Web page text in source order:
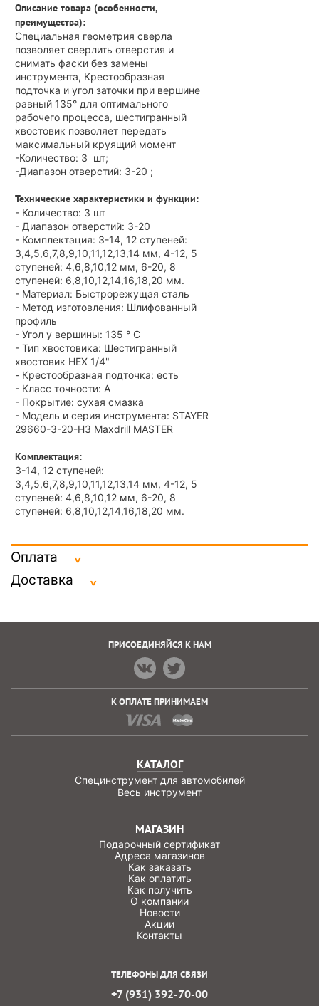
Описание товара (особенности,
преимущества):
Специальная геометрия сверла
позволяет сверлить отверстия и
снимать фаски без замены
инструмента, Крестообразная
подточка и угол заточки при вершине
равный 135° для оптимального
рабочего процесса, шестигранный
хвостовик позволяет передать
максимальный круящий момент
-Количество: 3 шт;
-Диапазон отверстий: 3-20 ;
Технические характеристики и функции:
- Количество: 3 шт
- Диапазон отверстий: 3-20
- Комплектация: 3-14, 12 ступеней:
3,4,5,6,7,8,9,10,11,12,13,14 мм, 4-12, 5
ступеней: 4,6,8,10,12 мм, 6-20, 8
ступеней: 6,8,10,12,14,16,18,20 мм.
- Материал: Быстрорежущая сталь
- Метод изготовления: Шлифованный
профиль
- Угол у вершины: 135 ° С
- Тип хвостовика: Шестигранный
хвостовик HEX 1/4"
- Крестообразная подточка: есть
- Класс точности: А
- Покрытие: сухая смазка
- Модель и серия инструмента: STAYER
29660-3-20-H3 Maxdrill MASTER
Комплектация:
3-14, 12 ступеней:
3,4,5,6,7,8,9,10,11,12,13,14 мм, 4-12, 5
ступеней: 4,6,8,10,12 мм, 6-20, 8
ступеней: 6,8,10,12,14,16,18,20 мм.
Оплата
Доставка
КАТАЛОГ
Специнструмент для автомобилей
Весь инструмент
МАГАЗИН
Подарочный сертификат
Адреса магазинов
Как заказать
Как оплатить
Как получить
О компании
Новости
Акции
Контакты
ТЕЛЕФОНЫ ДЛЯ СВЯЗИ
+7 (931) 392-70-00
ПРИСОЕДИНЯЙСЯ К НАМ
К ОПЛАТЕ ПРИНИМАЕМ